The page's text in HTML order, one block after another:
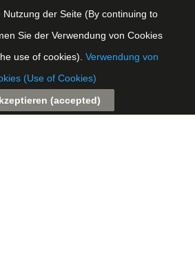
und Dienstleistungen
Site
Nutzung der Seite (By continuing to
Sie der Verwendung von Cookies
use of cookies). Verwendung von
(Use of Cookies)
(accepted)